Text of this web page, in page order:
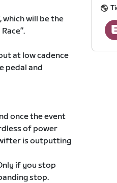
which will be the
at low cadence
pedal and
once the event
of power
is outputting
if you stop
stop.